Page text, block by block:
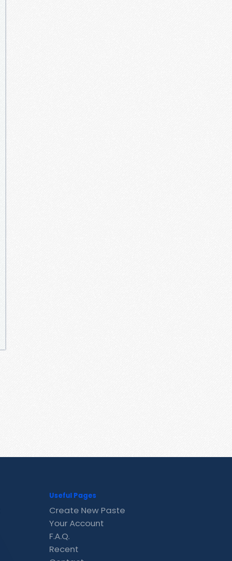
Useful Pages
Create New Paste
Your Account
F.A.Q.
Recent